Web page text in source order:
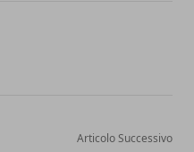
Articolo Successivo